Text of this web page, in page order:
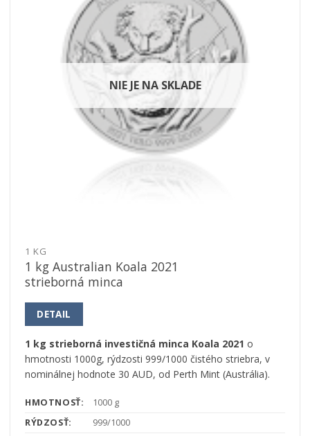
NIE JE NA SKLADE
1 KG
1 kg Australian Koala 2021
strieborná minca
DETAIL
1 kg strieborná investičná minca Koala 2021 o
hmotnosti 1000g, rýdzosti 999/1000 čistého striebra, v
nominálnej hodnote 30 AUD, od Perth Mint (Austrália).
HMOTNOSŤ:
1000 g
RÝDZOSŤ:
999/1000